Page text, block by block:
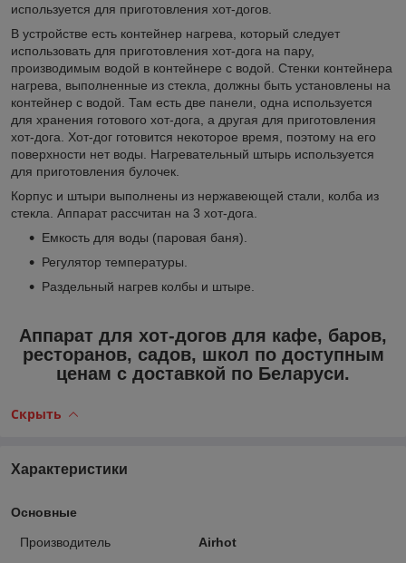
используется для приготовления хот-догов.
В устройстве есть контейнер нагрева, который следует
использовать для приготовления хот-дога на пару,
производимым водой в контейнере с водой. Стенки контейнера
нагрева, выполненные из стекла, должны быть установлены на
контейнер с водой. Там есть две панели, одна используется
для хранения готового хот-дога, а другая для приготовления
хот-дога. Хот-дог готовится некоторое время, поэтому на его
поверхности нет воды. Нагревательный штырь используется
для приготовления булочек.
Корпус и штыри выполнены из нержавеющей стали, колба из
стекла. Аппарат рассчитан на 3 хот-дога.
Емкость для воды (паровая баня).
Регулятор температуры.
Раздельный нагрев колбы и штыре.
Аппарат для хот-догов для кафе, баров,
ресторанов, садов, школ по доступным
ценам с доставкой по Беларуси.
Скрыть
Характеристики
Основные
Производитель
Airhot